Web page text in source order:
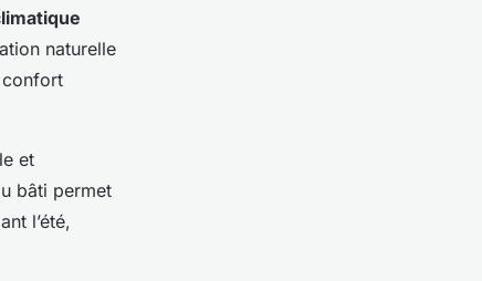
naturelle
confort
et
bâti permet
l’été,